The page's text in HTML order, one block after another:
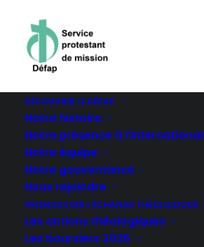
DÉCOUVRIR LE DÉFAP
Notre histoire
Notre présence à l’international
Notre équipe
Notre gouvernance
Nous rejoindre
PROMOUVOIR L’ÉCHANGE THÉOLOGIQUE
Les actions théologiques
Les boursiers 2025
Accueil Explorer les projets
CAMEROUN